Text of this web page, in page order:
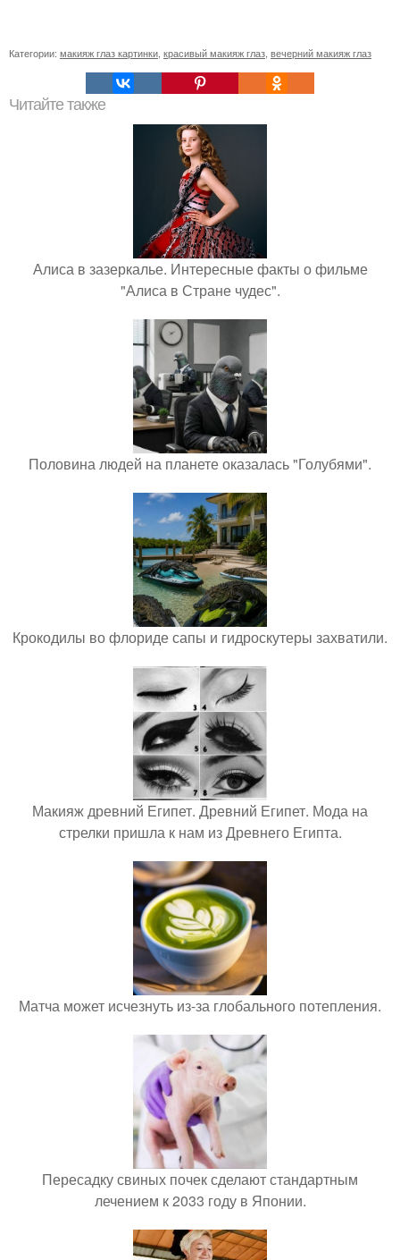
Категории: макияж глаз картинки красивый макияж глаз вечерний макияж глаз
Читайте также
Алиса в зазеркалье. Интересные факты о фильме
"Алиса в Стране чудес".
Половина людей на планете оказалась "Голубями".
Крокодилы во флориде сапы и гидроскутеры захватили.
Макияж древний Египет. Древний Египет. Мода на
стрелки пришла к нам из Древнего Египта.
Матча может исчезнуть из-за глобального потепления.
Пересадку свиных почек сделают стандартным
лечением к 2033 году в Японии.